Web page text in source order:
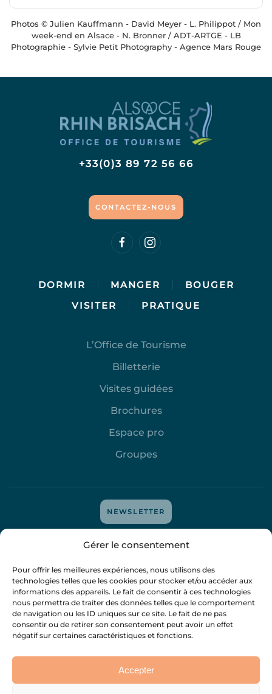
Gérer le consentement
Pour offrir les meilleures expériences, nous utilisons des
technologies telles que les cookies pour stocker et/ou accéder aux
informations des appareils. Le fait de consentir à ces technologies
nous permettra de traiter des données telles que le comportement
de navigation ou les ID uniques sur ce site. Le fait de ne pas
consentir ou de retirer son consentement peut avoir un effet
négatif sur certaines caractéristiques et fonctions.
Accepter
Photos © Julien Kauffmann - David Meyer - L. Philippot / Mon
week-end en Alsace - N. Bronner / ADT-ARTGE - LB
Photographie - Sylvie Petit Photography - Agence Mars Rouge
+33(0)3 89 72 56 66
CONTACTEZ-NOUS
DORMIR MANGER
BOUGER
VISITER
PRATIQUE
L’Office de Tourisme
Billetterie
Visites guidées
Brochures
Espace pro
Groupes
NEWSLETTER
Mentions légales -Protection des données